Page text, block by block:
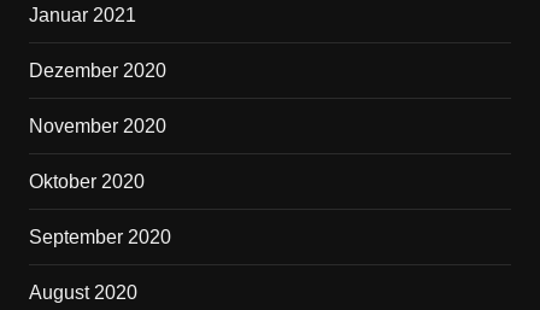
Januar 2021
Dezember 2020
November 2020
Oktober 2020
September 2020
August 2020